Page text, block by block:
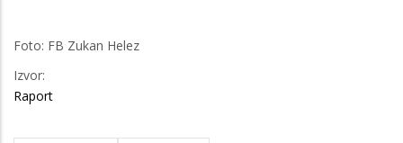
Foto: FB Zukan Helez
Izvor:
Raport